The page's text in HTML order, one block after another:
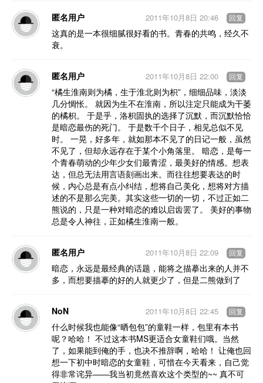
匿名用户
这真的是一本很细腻很好看的书。青春的共鸣，经久不
衰。
2011年10月8日 20:46 回复
匿名用户
“橘生淮南则为橘，生于淮北则为枳”，细细品味，淡淡
几分惆怅。 就因为生不在淮南，所以注定只能成为干萎
的橘枳。 于是乎，洛枳固执的选择了沉默，而沉默恰恰
是暗恋最伤的死门。 于是数千个日子，相见总似不见
时。 一晃，好多年，就如那本不见了的日记一般，虽然
不见了，但却永远存在于某个小角落里。 暗恋，是每一
个青春萌动的少年少女们最青涩，最美好的情感。想表
达，但总无法用言语刻画出来。而往往想要表达的时
候，内心总是有点小纠结，想将自己美化，想将对方描
述的不是那么完美。其实这些一切的一切，不过正如二
熊说的，只是一种对暗恋的难以启齿罢了。 美好的事物
总是令人神往，正如橘生淮南一般。
2011年10月8日 22:00 回复
匿名用户
暗恋，永远是最经典的话题，能将之描摹出来的人并不
多，而想要描摹的好的人就更少了，但是二熊做到了
2011年10月8日 22:09 回复
NoN
什么时候我也能像“晒包包”的童鞋一样，包里有本书
呢？哈哈！ 不过这本书MS更适合女童鞋们哦。当然
了，如果能到俺的手，也决不推辞啊，哈哈！ 让俺也回
想一下初中时暗恋的女童鞋，可惜在今天看来，自己觉
得非常诧异——我当初竟然喜欢这个类型的~~ 真不可
2011年10月8日 22:45 回复